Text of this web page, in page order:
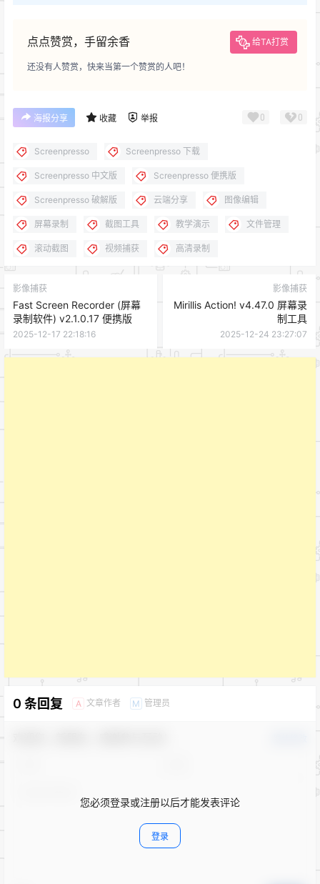
点点赞赏，手留余香 给TA打赏
还没有人赞赏，快来当第一个赞赏的人吧！
海报分享 收藏 举报 0 0
Screenpresso Screenpresso 下载
Screenpresso 中文版 Screenpresso 便携版
Screenpresso 破解版 云端分享 图像编辑
屏幕录制 截图工具 教学演示 文件管理
滚动截图 视频捕获 高清录制
影像捕获
Fast Screen Recorder (屏幕
录制软件) v2.1.0.17 便携版
2025-12-17 22:18:16
影像捕获
Mirillis Action! v4.47.0 屏幕录
制工具
2025-12-24 23:27:07
0 条回复 A 文章作者 M 管理员
您必须登录或注册以后才能发表评论
登录